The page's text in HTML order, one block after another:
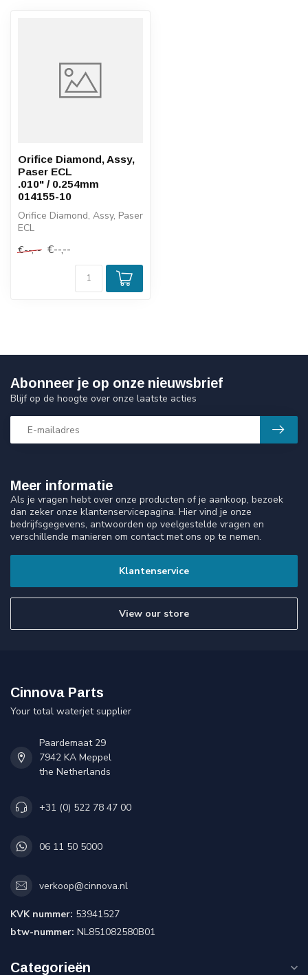
Orifice Diamond, Assy,
Paser ECL
.010" / 0.254mm
014155-10
Orifice Diamond, Assy, Paser
ECL
014155-10
€--,-- €--,--
Meer informatie
Als je vragen hebt over onze producten of je aankoop, bezoek
dan zeker onze klantenservicepagina. Hier vind je onze
bedrijfsgegevens, antwoorden op veelgestelde vragen en
verschillende manieren om contact met ons op te nemen.
Klantenservice
View our store
Abonneer je op onze nieuwsbrief
Blijf op de hoogte over onze laatste acties
Cinnova Parts
Your total waterjet supplier
Paardemaat 29
7942 KA Meppel
the Netherlands
+31 (0) 522 78 47 00
06 11 50 5000
verkoop@cinnova.nl
KVK nummer: 53941527
btw-nummer: NL851082580B01
Categorieën